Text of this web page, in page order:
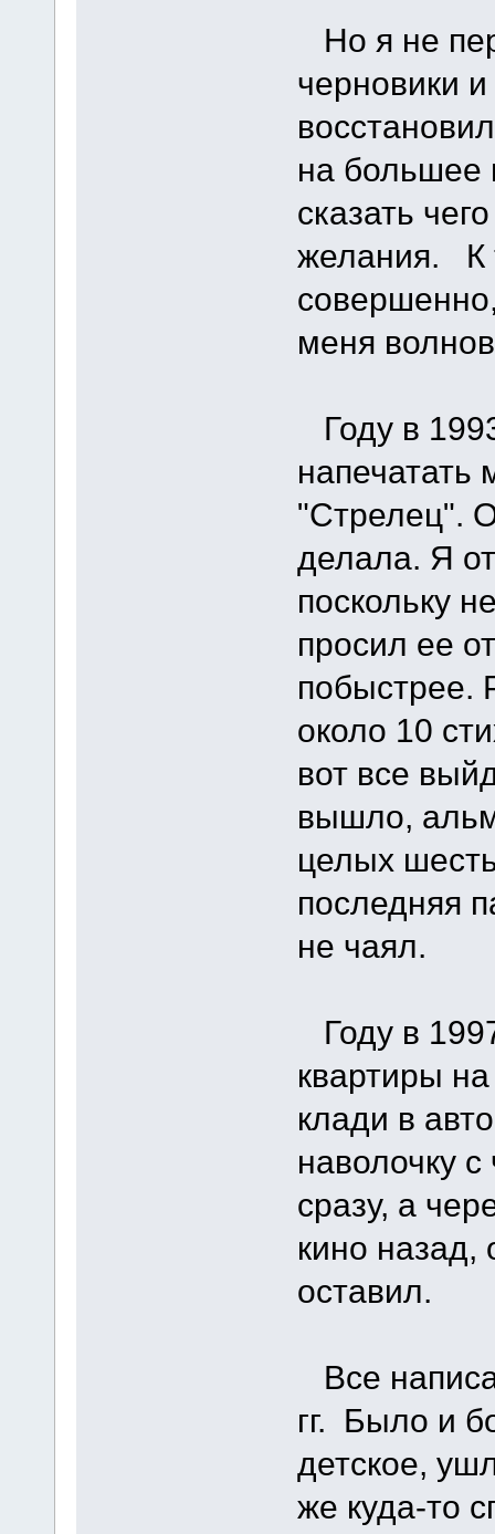
Но я не
черновики
на большее
сказать
желания. К
меня
Году в
напечатать
"Стрелец".
делала. Я
поскольку
просил ее
побыстрее.
около 10
вот все
вышло,
целых
последняя
не чаял.
Году в
квартиры
клади в
наволочку
сразу, а
кино назад,
оставил.
Все
гг. Было и
детское,
же куда-то